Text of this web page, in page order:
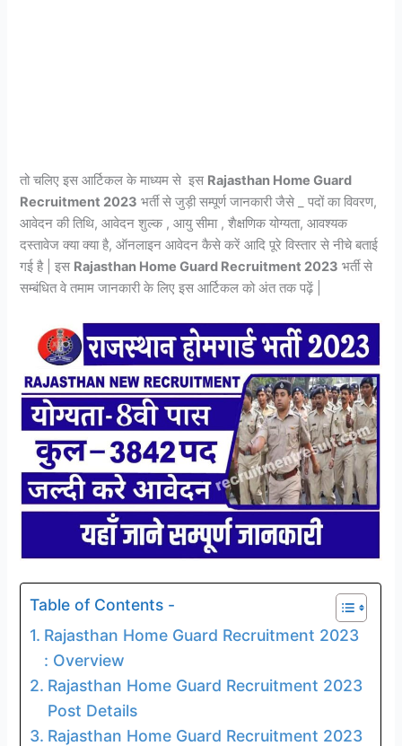
तो चलिए इस आर्टिकल के माध्यम से इस Rajasthan Home Guard
Recruitment 2023 भर्ती से जुड़ी सम्पूर्ण जानकारी जैसे _ पदों का विवरण,
आवेदन की तिथि, आवेदन शुल्क , आयु सीमा , शैक्षणिक योग्यता, आवश्यक
दस्तावेज क्या क्या है, ऑनलाइन आवेदन कैसे करें आदि पूरे विस्तार से नीचे बताई
गई है | इस Rajasthan Home Guard Recruitment 2023 भर्ती से
सम्बंधित वे तमाम जानकारी के लिए इस आर्टिकल को अंत तक पढ़ें |
Table of Contents -
Rajasthan Home Guard Recruitment 2023
: Overview
Rajasthan Home Guard Recruitment 2023
Post Details
Rajasthan Home Guard Recruitment 2023